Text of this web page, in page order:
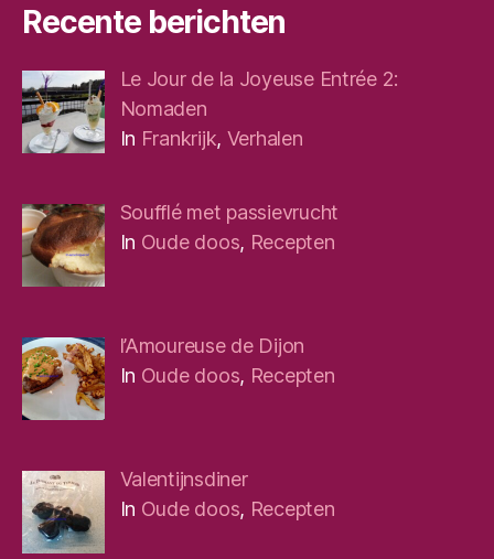
Recente berichten
Le Jour de la Joyeuse Entrée 2:
Nomaden
In Frankrijk, Verhalen
Soufflé met passievrucht
In Oude doos, Recepten
l’Amoureuse de Dijon
In Oude doos, Recepten
Valentijnsdiner
In Oude doos, Recepten